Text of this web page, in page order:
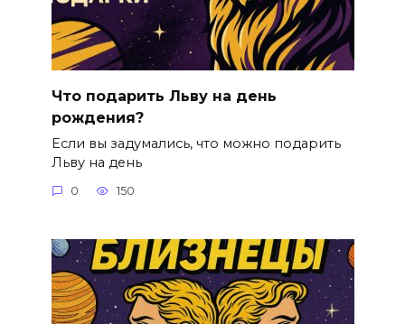
Что подарить Льву на день
рождения?
Если вы задумались, что можно подарить
Льву на день
0 150